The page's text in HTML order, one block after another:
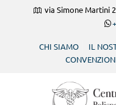
via Simone Martini
CHI SIAMO IL